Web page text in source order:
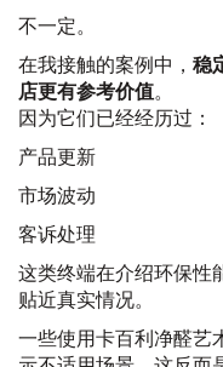
不一定。
在我接触的案例中， 稳
店更有参考价值。
因为它们已经经历过：
产品更新
市场波动
客诉处理
这类终端在介绍环保性
贴近真实情况。
一些使用卡百利净醛艺